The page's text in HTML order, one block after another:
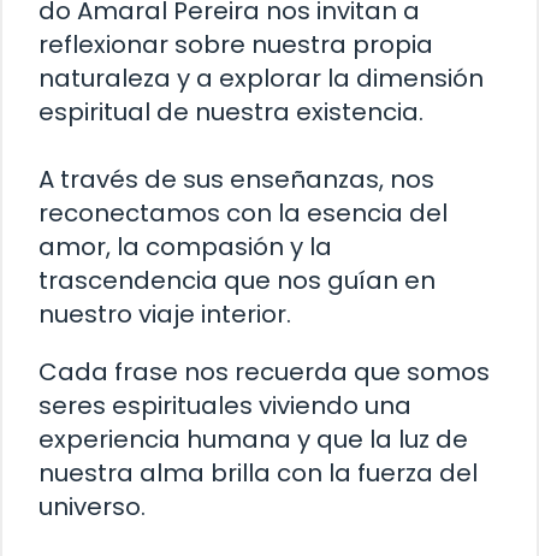
do Amaral Pereira nos invitan a
reflexionar sobre nuestra propia
naturaleza y a explorar la dimensión
espiritual de nuestra existencia.
A través de sus enseñanzas, nos
reconectamos con la esencia del
amor, la compasión y la
trascendencia que nos guían en
nuestro viaje interior.
Cada frase nos recuerda que somos
seres espirituales viviendo una
experiencia humana y que la luz de
nuestra alma brilla con la fuerza del
universo.